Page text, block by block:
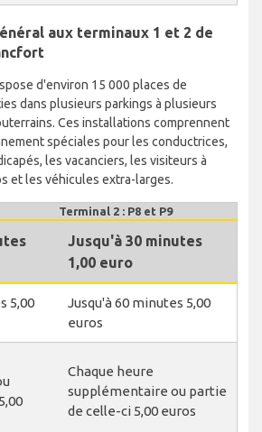
aux terminaux 1 et 2 de
d'environ 15 000 places de
dans plusieurs parkings à plusieurs
Ces installations comprennent
spéciales pour les conductrices,
les vacanciers, les visiteurs à
et les véhicules extra-larges.
Terminal 2 : P8 et P9
Jusqu'à 30 minutes
1,00 euro
5,00
Jusqu'à 60 minutes 5,00
euros
Chaque heure
supplémentaire ou partie
de celle-ci 5,00 euros